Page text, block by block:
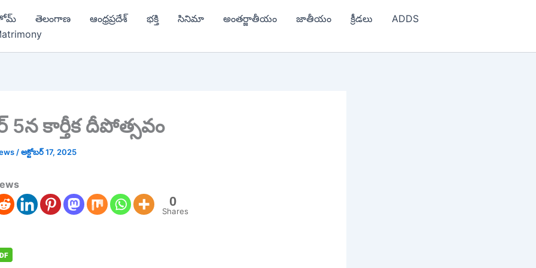
తెలంగాణ ఆంధ్రప్రదేశ్ భక్తి సినిమా అంతర్జాతీయం జాతీయం క్రీడలు
ADDS
5న కార్తీక దీపోత్సవం
/అక్టోబర్ 17, 2025
0
Shares